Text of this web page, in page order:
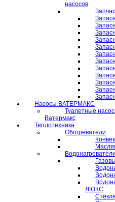
насосов
Насосы ВАТЕРМАКС
Туалетные
Ватермакс
Теплотехника
Обогреватели
Водонагреватели
ЛЮКС